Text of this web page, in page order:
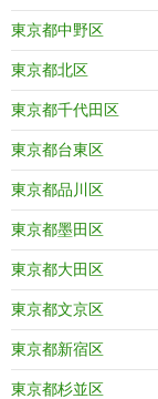
東京都中野区
東京都北区
東京都千代田区
東京都台東区
東京都品川区
東京都墨田区
東京都大田区
東京都文京区
東京都新宿区
東京都杉並区